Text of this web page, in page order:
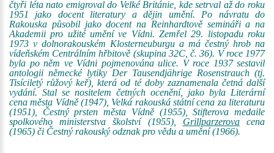
čtyři léta nato emigroval do Velké Británie, kde setrval až do roku
1951 jako docent literatury a dějin umění. Po návratu do
Rakouska působil jako docent na Reinhardtově semináři a na
Akademii pro užité umění ve Vídni. Zemřel 29. listopadu roku
1973 v dolnorakouském Klosterneuburgu a má čestný hrob na
vídeňském Centrálním hřbitově (skupina 32C, č. 36). V roce 1977
byla po něm ve Vídni pojmenována ulice. V roce 1937 sestavil
antologii německé lytiky Der Tausendjährige Rosenstrauch (tj.
Tisíciletý růžový keř), která od té doby zaznamenala četná další
vydání. Stal se nositelem četných ocenění, jako byla Literární
cena města Vídně (1947), Velká rakouská státní cena za literaturu
(1951), Čestný prsten města Vídně (1955), Stifterova medaile
spolkového ministerstva školství (1955), Grillparzerovacena
(1965) či Čestný rakouský odznak pro vědu a umění (1966).